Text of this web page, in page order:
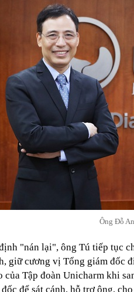
Ông Đỗ
"nán lại", ông Tú tiếp tục
giữ cương vị Tổng giám đốc
của Tập đoàn Unicharm khi
để sát cánh, hỗ trợ ông,